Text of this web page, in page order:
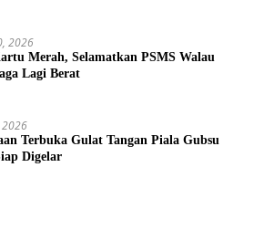
2026
Merah, Selamatkan PSMS Walau
Lagi Berat
Terbuka Gulat Tangan Piala Gubsu
Digelar